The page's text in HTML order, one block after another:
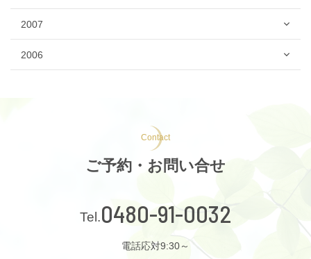
2007
2006
Contact
ご予約・お問い合せ
0480-91-0032
電話応対9:30～